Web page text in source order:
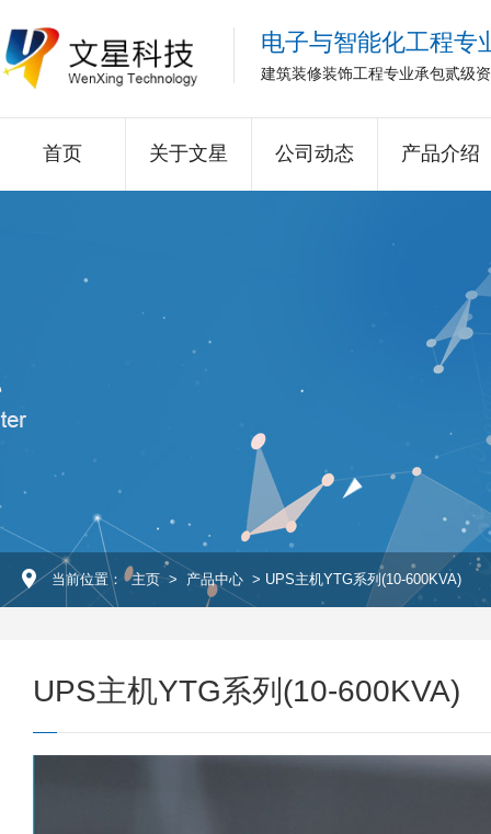
电子与智能化工程专
建筑装修装饰工程专业承包贰级
首页 关于文星 公司动态 产品介绍
当前位置： 主页 > 产品中心 > UPS主机YTG系列(10-600KVA)
UPS主机YTG系列(10-600KVA)